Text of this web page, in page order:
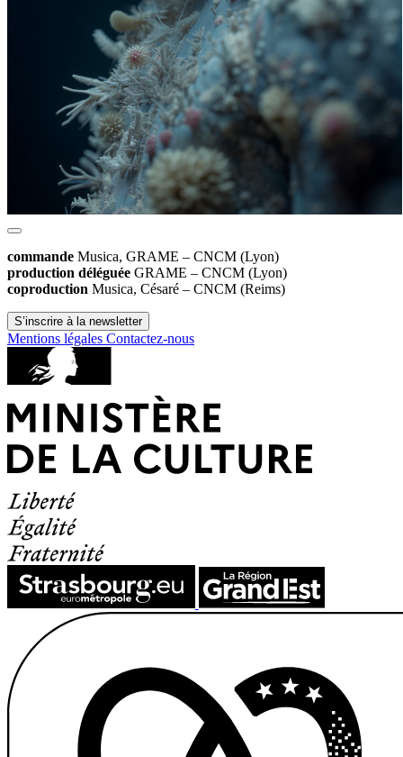
commande Musica, GRAME – CNCM (Lyon)
production déléguée GRAME – CNCM (Lyon)
coproduction Musica, Césaré – CNCM (Reims)
S’inscrire à la newsletter
Mentions légales Contactez-nous